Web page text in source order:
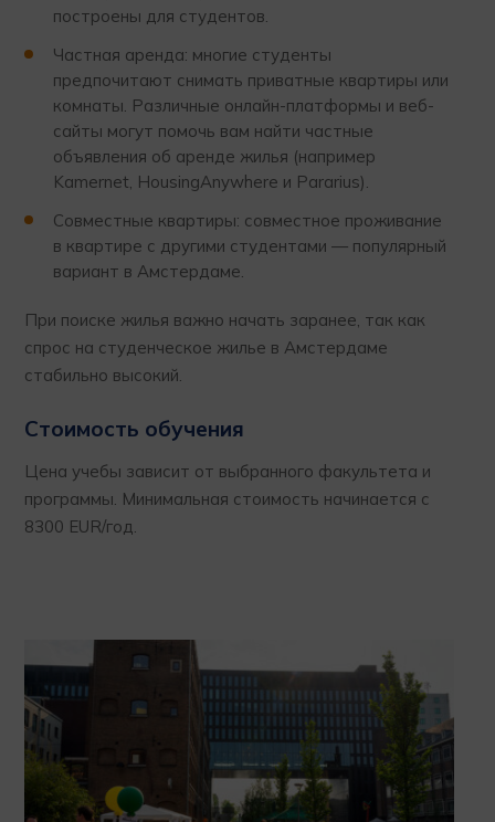
построены для студентов.
Частная аренда: многие студенты
предпочитают снимать приватные квартиры или
комнаты. Различные онлайн-платформы и веб-
сайты могут помочь вам найти частные
объявления об аренде жилья (например
Kamernet, HousingAnywhere и Pararius).
Совместные квартиры: совместное проживание
в квартире с другими студентами — популярный
вариант в Амстердаме.
При поиске жилья важно начать заранее, так как
спрос на студенческое жилье в Амстердаме
стабильно высокий.
Стоимость обучения
Цена учебы зависит от выбранного факультета и
программы. Минимальная стоимость начинается с
8300 EUR/год.